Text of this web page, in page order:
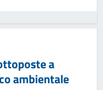
a
ambientale